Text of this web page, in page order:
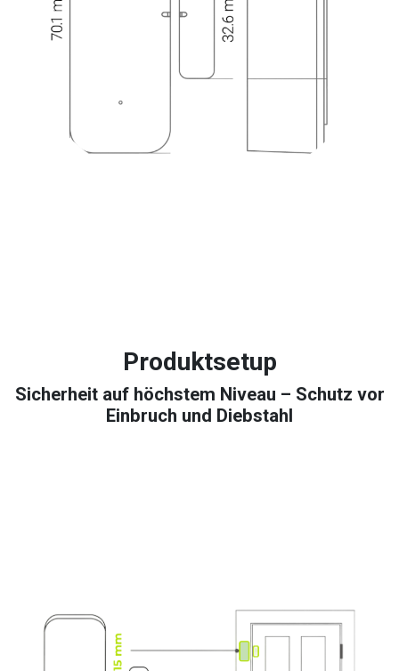
Produktsetup
Sicherheit auf höchstem Niveau – Schutz vor
Einbruch und Diebstahl